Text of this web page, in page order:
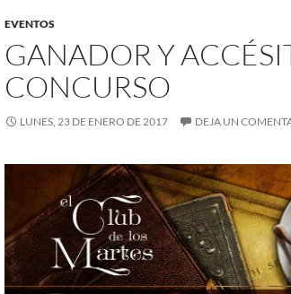
EVENTOS
GANADOR Y
CONCURSO
LUNES, 23 DE ENERO DE 2017 DEJA UN